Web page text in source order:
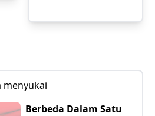
menyukai
Berbeda Dalam Satu